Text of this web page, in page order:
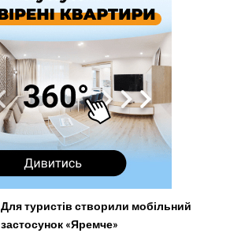
Для туристів створили мобільний
застосунок «Яремче»